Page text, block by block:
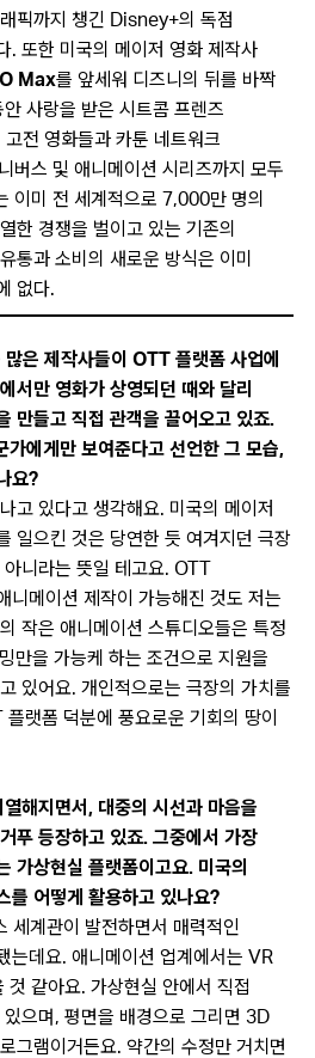
픽까지 챙긴 Disney+의 독점
. 또한 미국의 메이저 영화 제작사
Max를 앞세워 디즈니의 뒤를 바짝
사랑을 받은 시트콤 프렌즈
고전 영화들과 카툰 네트워크
버스 및 애니메이션 시리즈까지 모두
이미 전 세계적으로 7,000만 명의
한 경쟁을 벌이고 있는 기존의
통과 소비의 새로운 방식은 이미
없다.
은 제작사들이 OTT 플랫폼 사업에
서만 영화가 상영되던 때와 달리
만들고 직접 관객을 끌어오고 있죠.
가에게만 보여준다고 선언한 그 모습,
요?
고 있다고 생각해요. 미국의 메이저
일으킨 것은 당연한 듯 여겨지던 극장
니라는 뜻일 테고요. OTT
니메이션 제작이 가능해진 것도 저는
작은 애니메이션 스튜디오들은 특정
만을 가능케 하는 조건으로 지원을
있어요. 개인적으로는 극장의 가치를
랫폼 덕분에 풍요로운 기회의 땅이
해지면서, 대중의 시선과 마음을
푸 등장하고 있죠. 그중에서 가장
가상현실 플랫폼이고요. 미국의
를 어떻게 활용하고 있나요?
세계관이 발전하면서 매력적인
는데요. 애니메이션 업계에서는 VR
것 같아요. 가상현실 안에서 직접
으며, 평면을 배경으로 그리면 3D
그램이거든요. 약간의 수정만 거치면